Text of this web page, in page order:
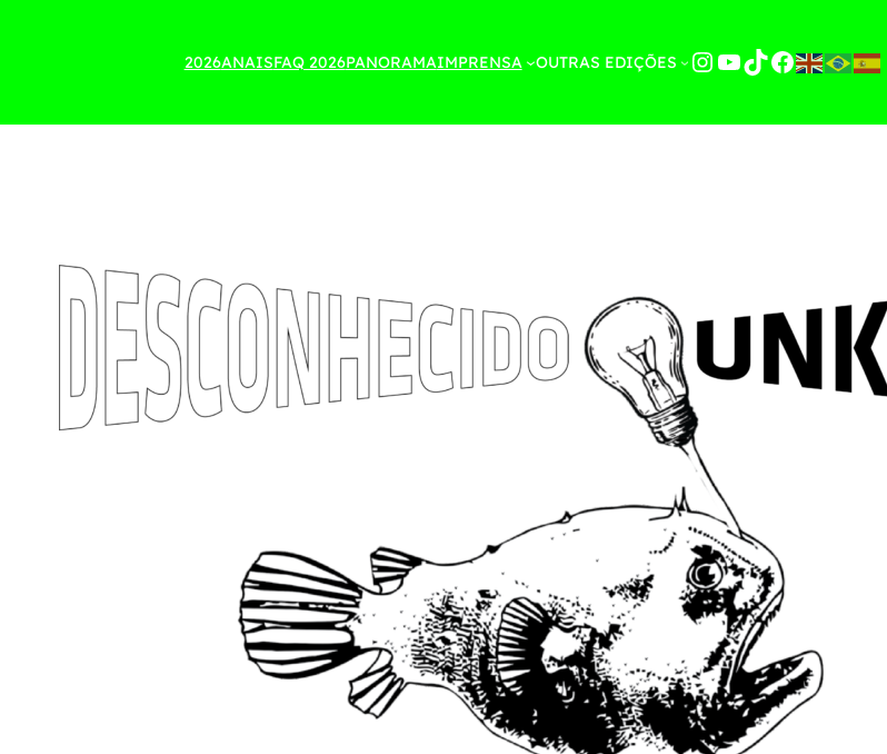
2026ANAISFAQ 2026PANORAMAIMPRENSA OUTRAS EDIÇÕES Instagram
YouTube
TikTok
Facebook